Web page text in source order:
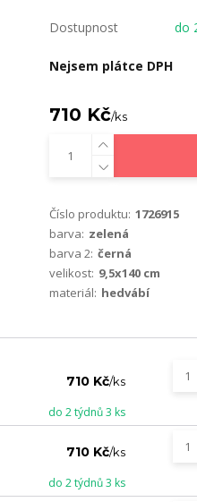
Dostupnost do
Nejsem plátce DPH
710 Kč/ks
Číslo produktu: 1726915
barva: zelená
barva 2: černá
velikost: 9,5x140 cm
materiál: hedvábí
710 Kč/ks
do 2 týdnů 3 ks
710 Kč/ks
do 2 týdnů 3 ks